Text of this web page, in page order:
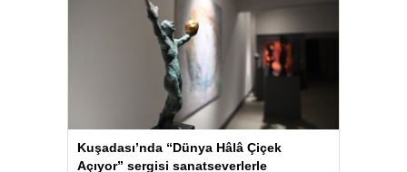
Kuşadası’nda “Dünya Hâlâ Çiçek
Açıyor” sergisi sanatseverlerle